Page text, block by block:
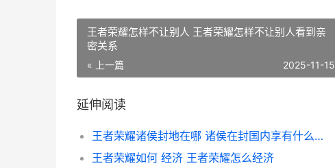
王者荣耀怎样不让别人 王者荣耀怎样不让别人看到亲
密关系
« 上一篇 2025-11-15
延伸阅读
王者荣耀诸侯封地在哪 诸侯在封国内享有什么权利
王者荣耀如何 经济 王者荣耀怎么经济